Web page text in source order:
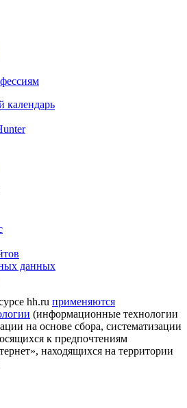
календарь
данных
hh.ru применяются
(информационные технологии
на основе сбора, систематизации
к предпочтениям
находящихся на территории